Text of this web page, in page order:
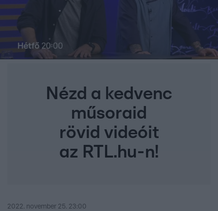
Nézd a kedvenc
műsoraid
rövid videóit
az RTL.hu-n!
2022. november 25. 23:00